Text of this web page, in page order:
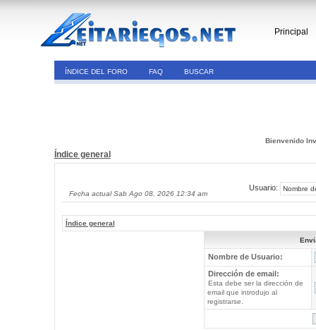
Principal
ÍNDICE DEL FORO FAQ BUSCAR
Bienvenido
Índice general
Fecha actual Sab Ago 08, 2026 12:34 am
Usuario:
Índice general
Nombre de Usuario:
Dirección de email:
Esta debe ser la dirección de
email que introdujo al
registrarse.